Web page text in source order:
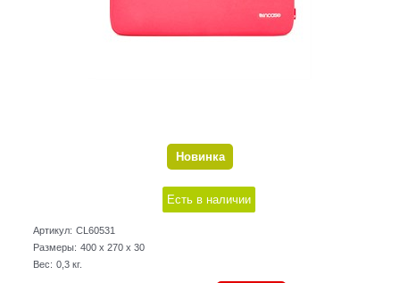
Новинка
Есть в наличии
Артикул: CL60531
Размеры: 400 x 270 x 30
Вес: 0,3 кг.